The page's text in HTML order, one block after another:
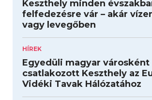
Keszthely minden
felfedezésre vár – akár
vagy levegőben
HÍREK
Egyedüli magyar városként
csatlakozott Keszthely az
Vidéki Tavak Hálózatához